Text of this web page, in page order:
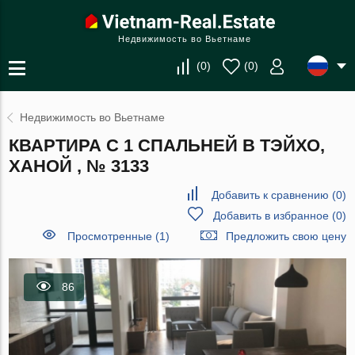
Недвижимость во Вьетнаме
(0) (0)
Недвижимость во Вьетнаме
КВАРТИРА С 1 СПАЛЬНЕЙ В ТЭЙХО,
ХАНОЙ , № 3133
Добавить к сравнению (0)
Добавить в избранное(0)
Просмотренные (1)
Предложить свою цену
86